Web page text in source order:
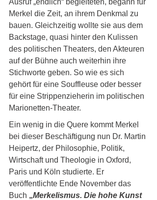
Ausruf „endlich“ begleiteten, begann für
Merkel die Zeit, an ihrem Denkmal zu
bauen. Gleichzeitig wollte sie aus dem
Backstage, quasi hinter den Kulissen
des politischen Theaters, den Akteuren
auf der Bühne auch weiterhin ihre
Stichworte geben. So wie es sich
gehört für eine Souffleuse oder besser
für eine Strippenzieherin im politischen
Marionetten-Theater.
Ein wenig in die Quere kommt Merkel
bei dieser Beschäftigung nun Dr. Martin
Heipertz, der Philosophie, Politik,
Wirtschaft und Theologie in Oxford,
Paris und Köln studierte. Er
veröffentlichte Ende November das
Buch „Merkelismus. Die hohe Kunst